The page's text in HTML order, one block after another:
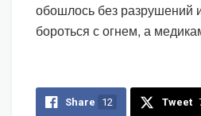
обошлось без разрушений
бороться с огнем, а
Share 12 Tweet